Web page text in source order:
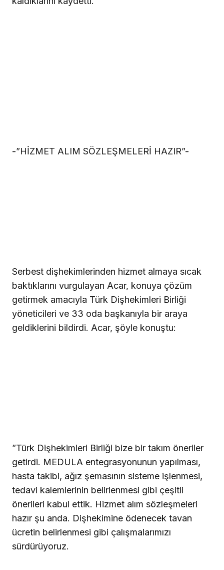
-”HİZMET ALIM SÖZLEŞMELERİ HAZIR”-
Serbest dişhekimlerinden hizmet almaya sıcak
baktıklarını vurgulayan Acar, konuya çözüm
getirmek amacıyla Türk Dişhekimleri Birliği
yöneticileri ve 33 oda başkanıyla bir araya
geldiklerini bildirdi. Acar, şöyle konuştu:
”Türk Dişhekimleri Birliği bize bir takım öneriler
getirdi. MEDULA entegrasyonunun yapılması,
hasta takibi, ağız şemasının sisteme işlenmesi,
tedavi kalemlerinin belirlenmesi gibi çeşitli
önerileri kabul ettik. Hizmet alım sözleşmeleri
hazır şu anda. Dişhekimine ödenecek tavan
ücretin belirlenmesi gibi çalışmalarımızı
sürdürüyoruz.